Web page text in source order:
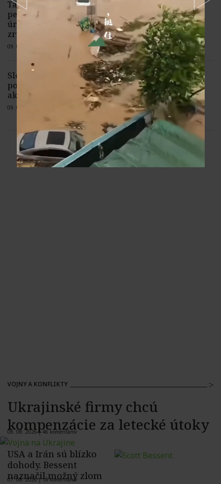
Tajfún Dolphin dorazil na čínsku
pevninu. Pre najvyšší stupeň výstrahy
úrady evakuovali státisíce ľudí a
zrušili tisícky letov
09. 08. 2026 | Žiadne komentáre
Slováci kedysi dostali akcie veľkých
podnikov, dnes v nich drobní
akcionári takmer neexistujú
09. 08. 2026 |
VOJNY A KONFLIKTY
Ukrajinské firmy chcú
kompenzácie za letecké útoky
08. 08. 2026 |46 komentárov
USA a Irán sú blízko
dohody. Bessent
naznačil možný zlom
07. 08. 2026 |18 komentárov